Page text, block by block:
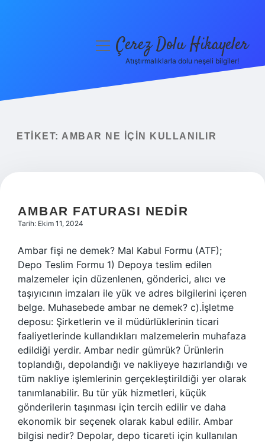
Yasal Uyarı
menüyüÇerez Dolu Hikayeler
Atıştırmalıklarla dolu neşeli bilgiler!
ETIKET: AMBAR NE IÇIN KULLANILIR
AMBAR FATURASI NEDIR
Tarih: Ekim 11, 2024
Ambar fişi ne demek? Mal Kabul Formu (ATF);
Depo Teslim Formu 1) Depoya teslim edilen
malzemeler için düzenlenen, gönderici, alıcı ve
taşıyıcının imzaları ile yük ve adres bilgilerini içeren
belge. Muhasebede ambar ne demek? c).İşletme
deposu: Şirketlerin ve il müdürlüklerinin ticari
faaliyetlerinde kullandıkları malzemelerin muhafaza
edildiği yerdir. Ambar nedir gümrük? Ürünlerin
toplandığı, depolandığı ve nakliyeye hazırlandığı ve
tüm nakliye işlemlerinin gerçekleştirildiği yer olarak
tanımlanabilir. Bu tür yük hizmetleri, küçük
gönderilerin taşınması için tercih edilir ve daha
ekonomik bir seçenek olarak kabul edilir. Ambar
bilgisi nedir? Depolar, depo ticareti için kullanılan